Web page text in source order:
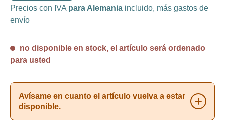
Precios con IVA para Alemania incluido, más gastos de
envío
no disponible en stock, el artículo será ordenado
para usted
Avísame en cuanto el artículo vuelva a estar
disponible.